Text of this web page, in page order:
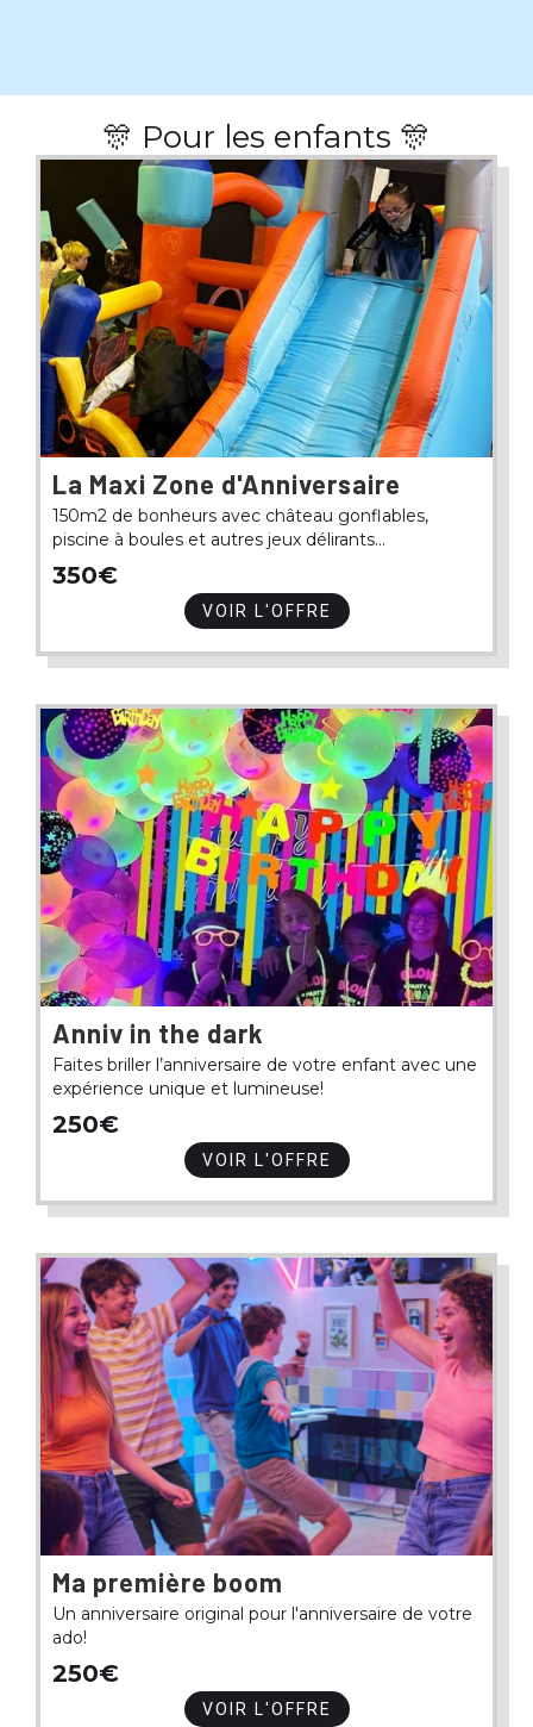
🎊 Pour les enfants 🎊
La Maxi Zone d'Anniversaire
150m2 de bonheurs avec château gonflables,
piscine à boules et autres jeux délirants...
350€
VOIR L'OFFRE
Anniv in the dark
Faites briller l’anniversaire de votre enfant avec une
expérience unique et lumineuse!
250€
VOIR L'OFFRE
Ma première boom
Un anniversaire original pour l'anniversaire de votre
ado!
250€
VOIR L'OFFRE